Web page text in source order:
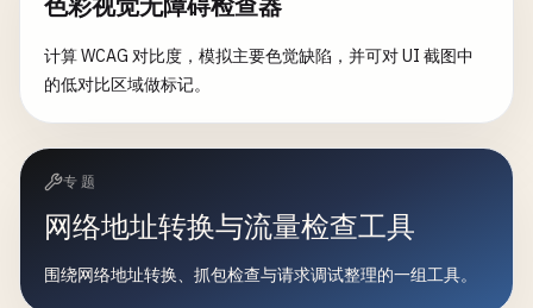
计算 WCAG 对比度，模拟主要色觉缺陷，并可对 UI 截图中
的低对比区域做标记。
专题
网络地址转换与流量检查工具
围绕网络地址转换、抓包检查与请求调试整理的一组工具。